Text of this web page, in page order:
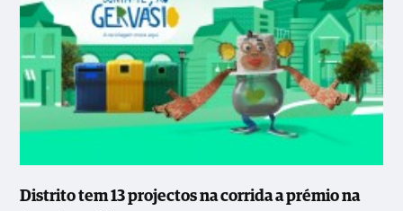
Distrito tem 13 projectos na corrida a prémio na